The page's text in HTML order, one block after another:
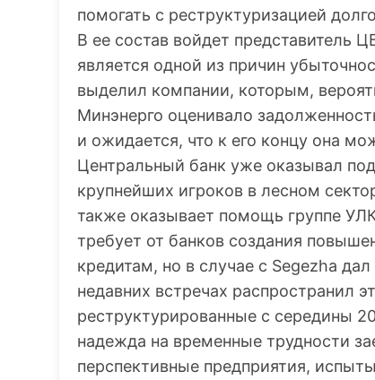
помогать с реструктуризацией
В ее состав войдет представитель
является одной из причин
выделил компании, которым,
Минэнерго оценивало
и ожидается, что к его концу она
Центральный банк уже оказывал
крупнейших игроков в лесном
также оказывает помощь группе
требует от банков создания
кредитам, но в случае с Segezha
недавних встречах распространил
реструктурированные с середины
надежда на временные трудности
перспективные предприятия,